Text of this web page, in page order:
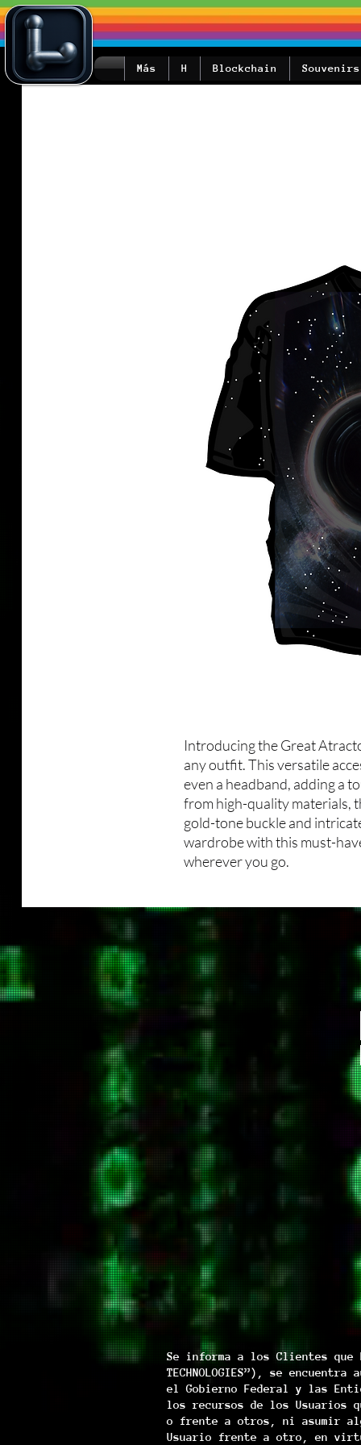
Souvenirs
Blockchain
H
Más
Introducing the Great
any outfit. This versatile
even a headband, adding a
from high-quality materials,
gold-tone buckle and
wardrobe with this must-
wherever you go.
Se informa a los Clientes que
TECHNOLOGIES”), se
el Gobierno Federal y las
los recursos de los Usuarios
o frente a otros, ni asumir
Usuario frente a otro, en